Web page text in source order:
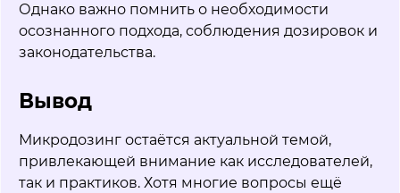
Однако важно помнить о необходимости
осознанного подхода, соблюдения дозировок и
законодательства.
Вывод
Микродозинг остаётся актуальной темой,
привлекающей внимание как исследователей,
так и практиков. Хотя многие вопросы ещё